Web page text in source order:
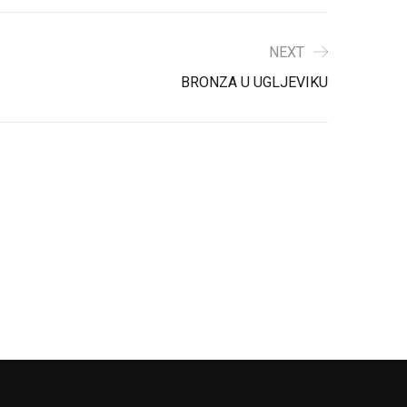
NEXT
BRONZA U UGLJEVIKU